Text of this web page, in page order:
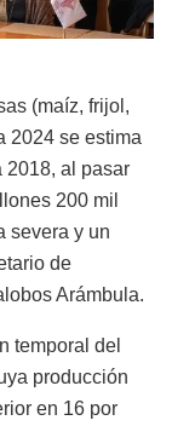
(maíz, frijol,
2024 se estima
2018, al pasar
200 mil
severa y un
de
Arámbula.
temporal del
producción
en 16 por